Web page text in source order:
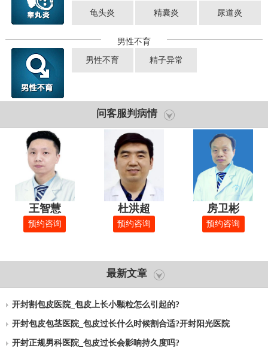
龟头炎 精囊炎 尿道炎
男性不育
男性不育 精子异常
问客服判病情
王智慧
预约咨询
杜洪超
预约咨询
房卫彬
预约咨询
最新文章
开封割包皮医院_包皮上长小颗粒怎么引起的?
开封包皮包茎医院_包皮过长什么时候割合适?开封阳光医院
开封正规男科医院_包皮过长会影响持久度吗?